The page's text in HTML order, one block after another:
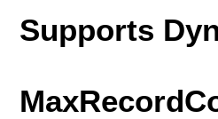
Supports